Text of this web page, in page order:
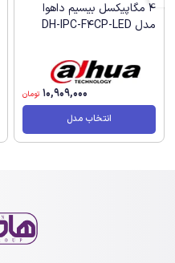
4 مگاپیکسل بیسیم داهوا
مدل DH-IPC-F4CP-LED
10,909,000 تومان
انتخاب مدل